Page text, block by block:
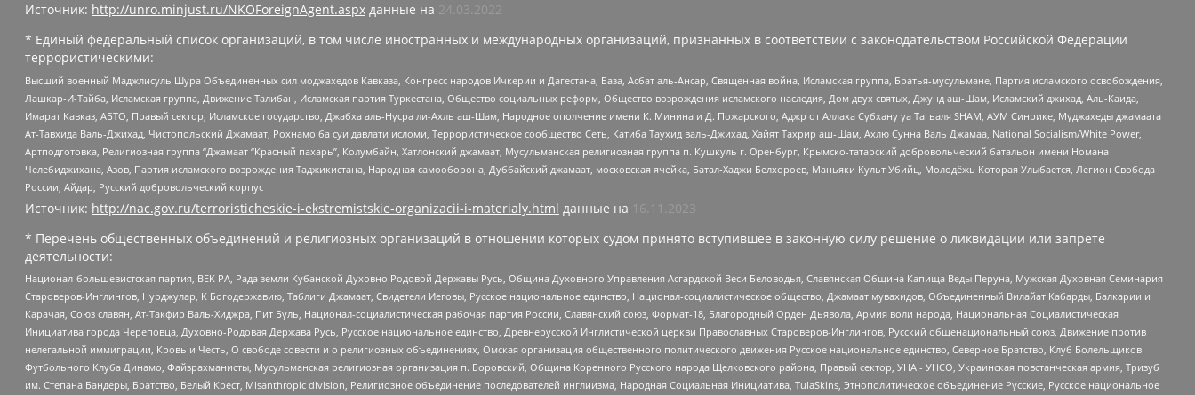
Источник: http://unro.minjust.ru/NKOForeignAgent.aspx данные на 24.03.2022
* Единый федеральный список организаций, в том числе иностранных и международных организаций, признанных в соответствии с законодательством Российской Федерации
террористическими:
Высший военный Маджлисуль Шура Объединенных сил моджахедов Кавказа, Конгресс народов Ичкерии и Дагестана, База, Асбат аль-Ансар, Священная война, Исламская группа, Братья-мусульмане, Партия исламского освобождения,
Лашкар-И-Тайба, Исламская группа, Движение Талибан, Исламская партия Туркестана, Общество социальных реформ, Общество возрождения исламского наследия, Дом двух святых, Джунд аш-Шам, Исламский джихад, Аль-Каида,
Имарат Кавказ, АБТО, Правый сектор, Исламское государство, Джабха аль-Нусра ли-Ахль аш-Шам, Народное ополчение имени К. Минина и Д. Пожарского, Аджр от Аллаха Субхану уа Тагьаля SHAM, АУМ Синрике, Муджахеды джамаата
Ат-Тавхида Валь-Джихад, Чистопольский Джамаат, Рохнамо ба суи давлати исломи, Террористическое сообщество Сеть, Катиба Таухид валь-Джихад, Хайят Тахрир аш-Шам, Ахлю Сунна Валь Джамаа, National Socialism/White Power,
Артподготовка, Религиозная группа “Джамаат “Красный пахарь”, Колумбайн, Хатлонский джамаат, Мусульманская религиозная группа п. Кушкуль г. Оренбург, Крымско-татарский добровольческий батальон имени Номана
Челебиджихана, Азов, Партия исламского возрождения Таджикистана, Народная самооборона, Дуббайский джамаат, московская ячейка, Батал-Хаджи Белхороев, Маньяки Культ Убийц, Молодёжь Которая Улыбается, Легион Свобода
России, Айдар, Русский добровольческий корпус
Источник: http://nac.gov.ru/terroristicheskie-i-ekstremistskie-organizacii-i-materialy.html данные на
16.11.2023
* Перечень общественных объединений и религиозных организаций в отношении которых судом принято вступившее в законную силу решение о ликвидации или запрете
деятельности:
Национал-большевистская партия, ВЕК РА, Рада земли Кубанской Духовно Родовой Державы Русь, Община Духовного Управления Асгардской Веси Беловодья, Славянская Община Капища Веды Перуна, Мужская Духовная Семинария
Староверов-Инглингов, Нурджулар, К Богодержавию, Таблиги Джамаат, Свидетели Иеговы, Русское национальное единство, Национал-социалистическое общество, Джамаат мувахидов, Объединенный Вилайат Кабарды, Балкарии и
Карачая, Союз славян, Ат-Такфир Валь-Хиджра, Пит Буль, Национал-социалистическая рабочая партия России, Славянский союз, Формат-18, Благородный Орден Дьявола, Армия воли народа, Национальная Социалистическая
Инициатива города Череповца, Духовно-Родовая Держава Русь, Русское национальное единство, Древнерусской Инглистической церкви Православных Староверов-Инглингов, Русский общенациональный союз, Движение против
нелегальной иммиграции, Кровь и Честь, О свободе совести и о религиозных объединениях, Омская организация общественного политического движения Русское национальное единство, Северное Братство, Клуб Болельщиков
Футбольного Клуба Динамо, Файзрахманисты, Мусульманская религиозная организация п. Боровский, Община Коренного Русского народа Щелковского района, Правый сектор, УНА - УНСО, Украинская повстанческая армия, Тризуб
им. Степана Бандеры, Братство, Белый Крест, Misanthropic division, Религиозное объединение последователей инглиизма, Народная Социальная Инициатива, TulaSkins, Этнополитическое объединение Русские, Русское национальное